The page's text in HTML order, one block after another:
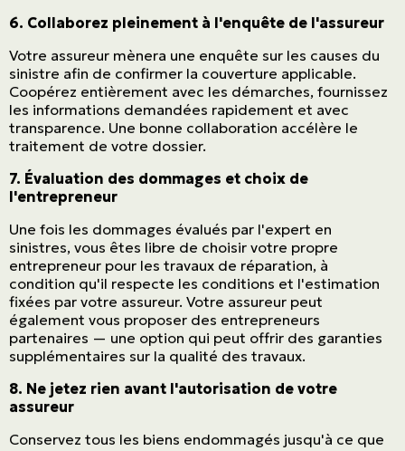
6. Collaborez pleinement à l'enquête de l'assureur
Votre assureur mènera une enquête sur les causes du
sinistre afin de confirmer la couverture applicable.
Coopérez entièrement avec les démarches, fournissez
les informations demandées rapidement et avec
transparence. Une bonne collaboration accélère le
traitement de votre dossier.
7. Évaluation des dommages et choix de
l'entrepreneur
Une fois les dommages évalués par l'expert en
sinistres, vous êtes libre de choisir votre propre
entrepreneur pour les travaux de réparation, à
condition qu'il respecte les conditions et l'estimation
fixées par votre assureur. Votre assureur peut
également vous proposer des entrepreneurs
partenaires — une option qui peut offrir des garanties
supplémentaires sur la qualité des travaux.
8. Ne jetez rien avant l'autorisation de votre
assureur
Conservez tous les biens endommagés jusqu'à ce que